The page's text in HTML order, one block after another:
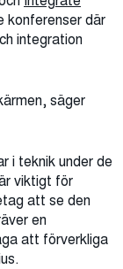
konferenser där
integration
säger
i teknik under de
viktigt för
att se den
en
att förverkliga